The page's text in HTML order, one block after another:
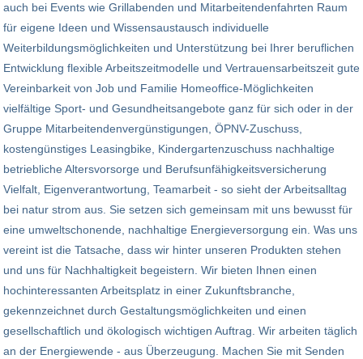
auch bei Events wie Grillabenden und Mitarbeitendenfahrten Raum
für eigene Ideen und Wissensaustausch individuelle
Weiterbildungsmöglichkeiten und Unterstützung bei Ihrer beruflichen
Entwicklung flexible Arbeitszeitmodelle und Vertrauensarbeitszeit gute
Vereinbarkeit von Job und Familie Homeoffice-Möglichkeiten
vielfältige Sport- und Gesundheitsangebote ganz für sich oder in der
Gruppe Mitarbeitendenvergünstigungen, ÖPNV-Zuschuss,
kostengünstiges Leasingbike, Kindergartenzuschuss nachhaltige
betriebliche Altersvorsorge und Berufsunfähigkeitsversicherung
Vielfalt, Eigenverantwortung, Teamarbeit - so sieht der Arbeitsalltag
bei natur strom aus. Sie setzen sich gemeinsam mit uns bewusst für
eine umweltschonende, nachhaltige Energieversorgung ein. Was uns
vereint ist die Tatsache, dass wir hinter unseren Produkten stehen
und uns für Nachhaltigkeit begeistern. Wir bieten Ihnen einen
hochinteressanten Arbeitsplatz in einer Zukunftsbranche,
gekennzeichnet durch Gestaltungsmöglichkeiten und einen
gesellschaftlich und ökologisch wichtigen Auftrag. Wir arbeiten täglich
an der Energiewende - aus Überzeugung. Machen Sie mit Senden